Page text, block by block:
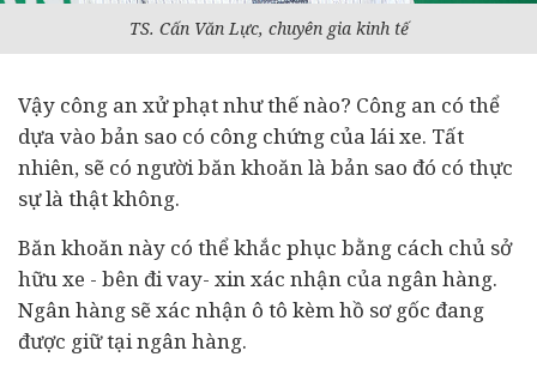
TS. Cấn Văn Lực, chuyên gia kinh tế
Vậy công an xử phạt như thế nào? Công an có thể
dựa vào bản sao có công chứng của lái xe. Tất
nhiên, sẽ có người băn khoăn là bản sao đó có thực
sự là thật không.
Băn khoăn này có thể khắc phục bằng cách chủ sở
hữu xe - bên đi vay- xin xác nhận của ngân hàng.
Ngân hàng sẽ xác nhận ô tô kèm hồ sơ gốc đang
được giữ tại ngân hàng.